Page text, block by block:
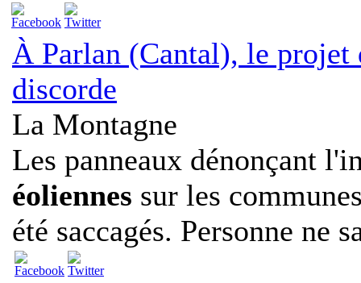
À Parlan (Cantal), le
discorde
La Montagne
Les panneaux dénonçant
éoliennes sur les
été saccagés. Personne ne